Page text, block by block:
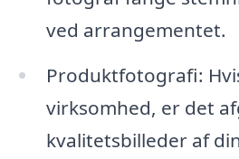
ved arrangementet.
Produktfotografi:
virksomhed, er det
kvalitetsbilleder af